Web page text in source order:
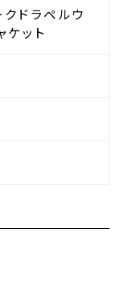
ドラペルウ
ケット